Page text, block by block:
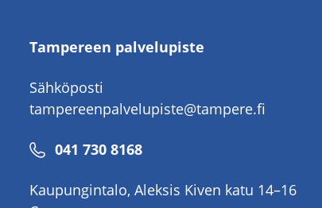
Tampereen palvelupiste
Sähköposti
tampereenpalvelupiste@tampere.fi
Puhelinnumero
041 730 8168
Kaupungintalo, Aleksis Kiven katu 14–16